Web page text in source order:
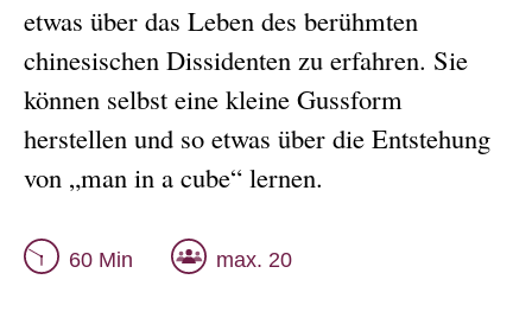
etwas über das Leben des berühmten
chinesischen Dissidenten zu erfahren. Sie
können selbst eine kleine Gussform
herstellen und so etwas über die Entstehung
von „man in a cube“ lernen.
60 Min max. 20